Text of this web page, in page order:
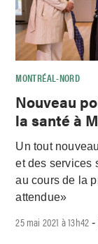
MONTRÉAL-NORD
Nouveau
la santé à
Un tout
et des services
au cours de la
attendue»
25 mai 2021 à 13h42 -